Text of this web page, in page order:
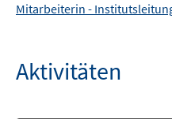
Mitarbeiterin -
Aktivitäten